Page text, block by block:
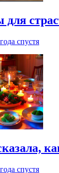
для
спустя
спустя